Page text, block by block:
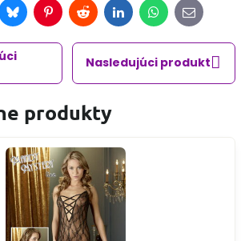
BlueskyPinterestRedditLinkedInWhatsApp
E-
mail
Nasledujúci produkt
produkty